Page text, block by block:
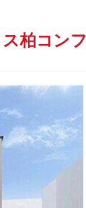
柏コン